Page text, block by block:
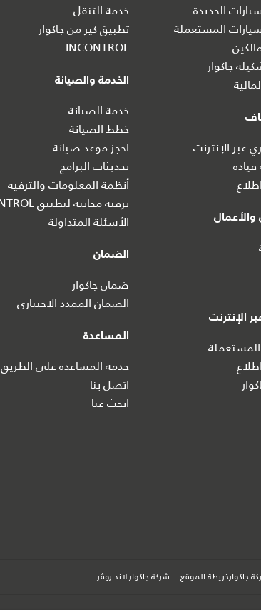
الجديدة
المستعملة
جاكوار
عبر الإنترنت
قيادة
والأعمال
الإنترنت
خدمة التنقل
تطبيق كير من جاكوار
INCONTROL
الخدمة والصيانة
خدمة الصيانة
خطط الصيانة
احجز موعد صيانة
تحديثات البرامج
أنظمة المعلومات والترفيه
ترقية مجانية لتطبيق INCONTROL
الأسئلة المتداولة
الضمان
ضمان جاكوار
الضمان الممدد الاختياري
المساعدة
خدمة المساعدة على الطريق
اتصل بنا
ابحث عنا
جاكوارخريطة الموقع شركة جاكوار لاند روڤر